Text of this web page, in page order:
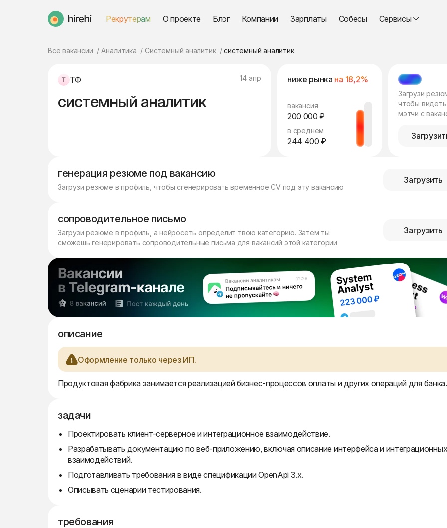
HireHi Рекрутерам О проекте Блог Компании Зарплаты Собесы Сервисы
Все вакансии Аналитика Системный аналитик системный аналитик
ТФ 14 апр
системный аналитик
ниже рынка на 18,2%
вакансия
200 000 ₽
в среднем
244 400 ₽
МЭТЧ
Загрузи
чтобы видеть
мэтчи с
генерация резюме под вакансию
Загрузи резюме в профиль, чтобы сгенерировать временное CV под эту вакансию
Загрузить
сопроводительное письмо
Загрузи резюме в профиль, а нейросеть определит твою категорию. Затем ты
сможешь генерировать сопроводительные письма для вакансий этой категории
Загрузить
описание
Оформление только через ИП.
Продуктовая фабрика занимается реализацией бизнес-процессов оплаты и других операций для банка.
задачи
Проектировать клиент-серверное и интеграционное взаимодействие.
Разрабатывать документацию по веб-приложению, включая описание интерфейса и интеграционных
взаимодействий.
Подготавливать требования в виде спецификации OpenApi 3.x.
Описывать сценарии тестирования.
требования